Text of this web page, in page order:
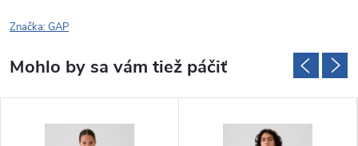
Značka:GAP